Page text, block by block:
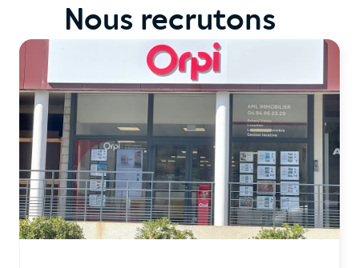
Nous recrutons